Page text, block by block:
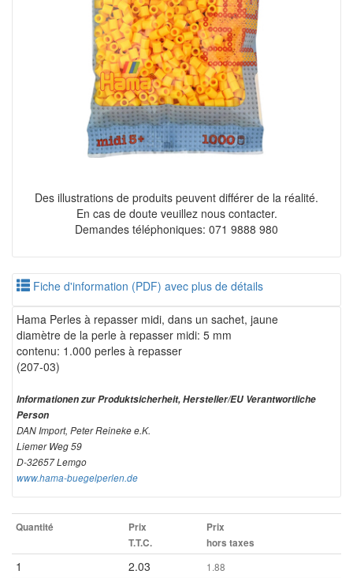
Des illustrations de produits peuvent différer de la réalité.
En cas de doute veuillez nous contacter.
Demandes téléphoniques: 071 9888 980
Fiche d'information (PDF) avec plus de détails
Hama Perles à repasser midi, dans un sachet, jaune
diamètre de la perle à repasser midi: 5 mm
contenu: 1.000 perles à repasser
(207-03)
Informationen zur Produktsicherheit, Hersteller/EU Verantwortliche
Person
DAN Import, Peter Reineke e.K.
Liemer Weg 59
D-32657 Lemgo
www.hama-buegelperlen.de
Quantité
Prix
T.T.C.
Prix
hors taxes
1 2.03 1.88